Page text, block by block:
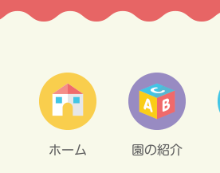
ホーム 園の紹介